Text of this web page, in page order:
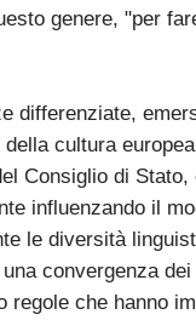
genere, "per
differenziate,
cultura
Consiglio di
influenzando il
le diversità
convergenza
regole che hanno